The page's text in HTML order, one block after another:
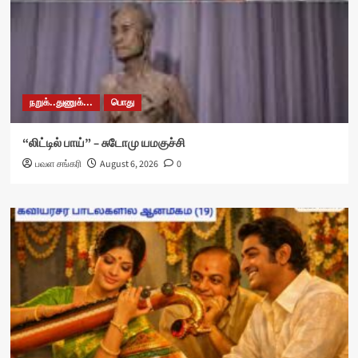
நறுக்..துணுக்... பொது
“லிட்டில் பாய்” – சுடோமு யமகுச்சி
பவள சங்கரி August 6, 2026 0